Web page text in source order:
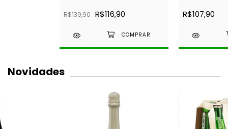
R$139,90 R$116,90 R$107,90
Novidades